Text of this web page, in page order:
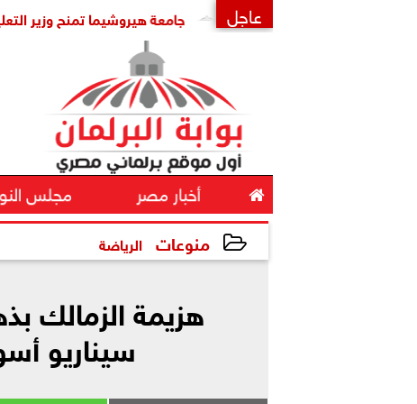
عاجلجامعة هيروشيما تمنح وزير التعليم
 أخبار مصر مجلس
منوعات الرياضة
هزيمة الزمالك
سيناريو